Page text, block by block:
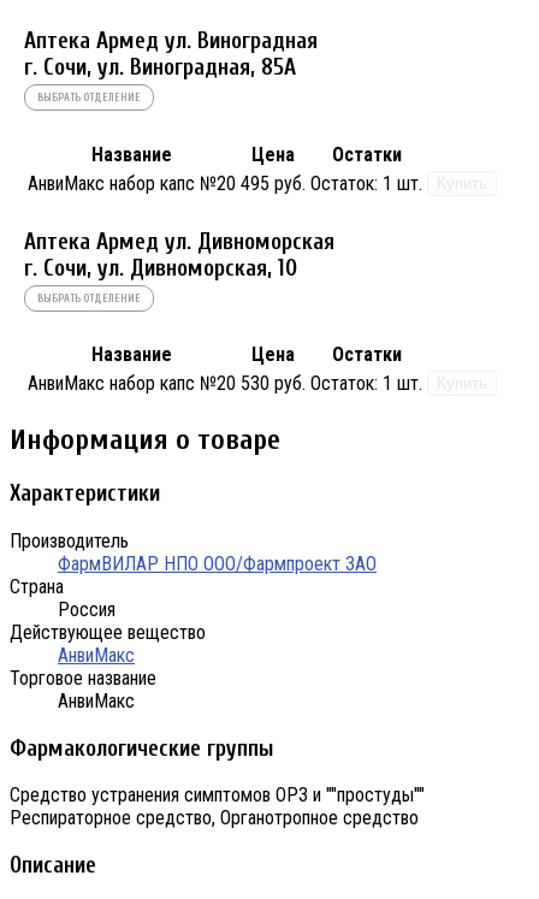
Аптека Армед ул. Виноградная
г. Сочи, ул. Виноградная, 85А
ВЫБРАТЬ ОТДЕЛЕНИЕ
Название Цена
Остатки
АнвиМакс набор капс №20 495 руб. Остаток: 1 шт. Купить
Аптека Армед ул. Дивноморская
г. Сочи, ул. Дивноморская, 10
ВЫБРАТЬ ОТДЕЛЕНИЕ
Название Цена
Остатки
АнвиМакс набор капс №20 530 руб. Остаток: 1 шт. Купить
Информация о товаре
Характеристики
Производитель
ФармВИЛАР НПО ООО/Фармпроект ЗАО
Страна
Россия
Действующее вещество
АнвиМакс
Торговое название
АнвиМакс
Фармакологические группы
Средство устранения симптомов ОРЗ и ""простуды""
Респираторное средство, Органотропное средство
Описание